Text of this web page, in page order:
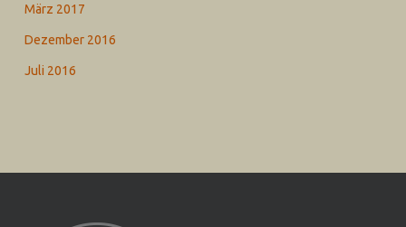
März 2017
Dezember 2016
Juli 2016